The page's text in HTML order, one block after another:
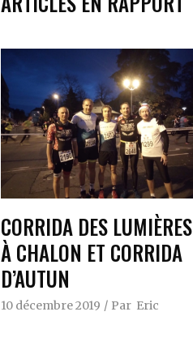
CORRIDA DES LUMIÈRES
À CHALON ET CORRIDA
D’AUTUN
10 décembre 2019 Par Eric